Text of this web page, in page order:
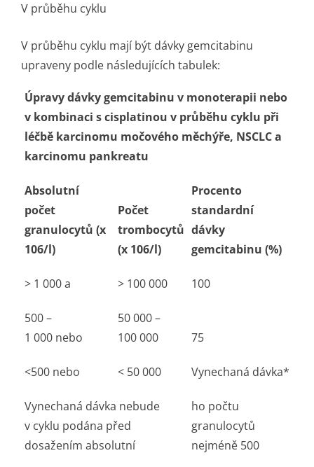
V průběhu cyklu
V průběhu cyklu mají být dávky gemcitabinu
upraveny podle následujících tabulek:
Úpravy dávky gemcitabinu v monoterapii nebo
v kombinaci s cisplatinou v průběhu cyklu při
léčbě karcinomu močového měchýře, NSCLC a
karcinomu pankreatu
Absolutní
počet
granulocytů (x
106/l)
Počet
trombocytů
(x 106/l)
Procento
standardní
dávky
gemcitabinu (%)
> 1 000 a > 100 000 100
500 –
1 000 nebo
50 000 –
100 000
75
<500 nebo < 50 000 Vynechaná dávka*
Vynechaná dávka nebude
v cyklu podána před
dosažením absolutní
ho počtu
granulocytů
nejméně 500